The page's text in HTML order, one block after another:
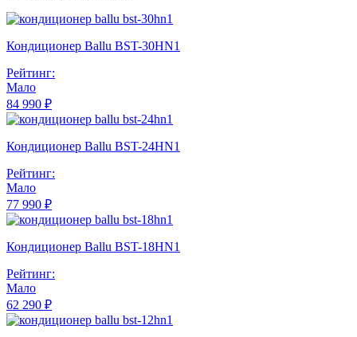
Кондиционер Ballu BST-30HN1
Рейтинг:
Мало
84 990 ₽
Кондиционер Ballu BST-24HN1
Рейтинг:
Мало
77 990 ₽
Кондиционер Ballu BST-18HN1
Рейтинг:
Мало
62 290 ₽